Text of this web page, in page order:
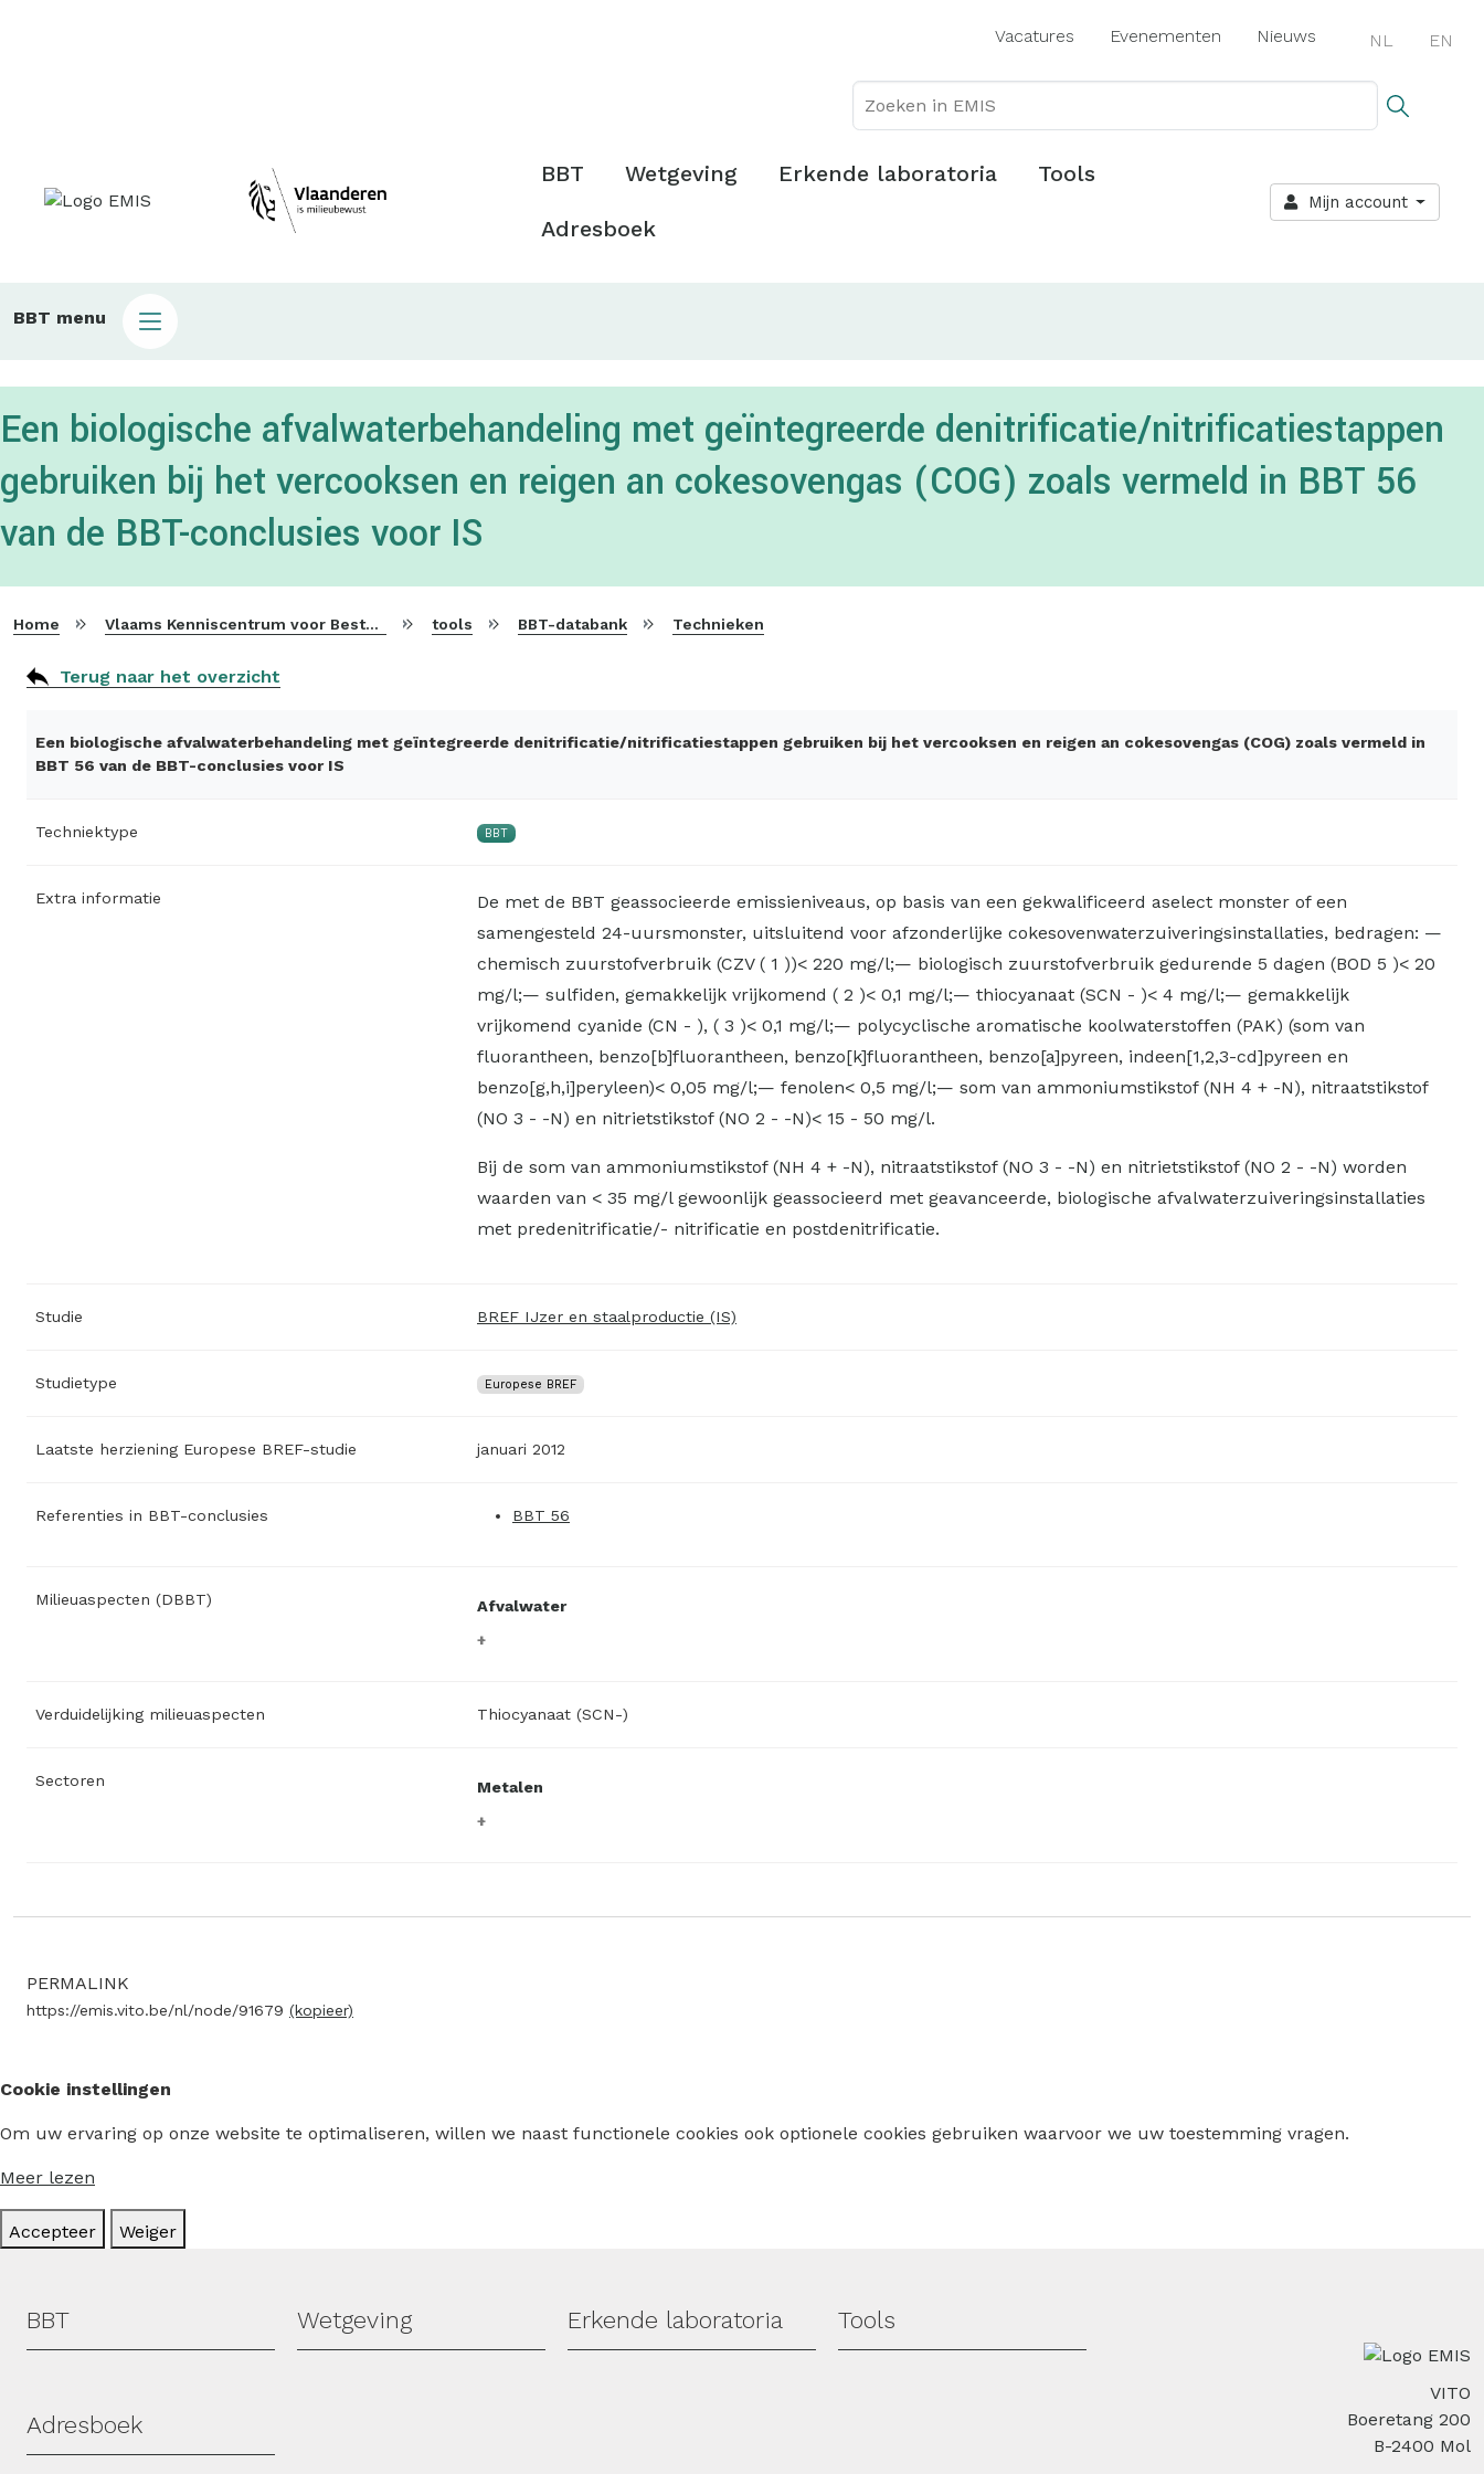
Vacatures Evenementen Nieuws NL EN
Hoofdmenu
BBT Wetgeving Erkende laboratoria Tools
Adresboek
Mijn account
Main
bbt
BBT menu
Een biologische afvalwaterbehandeling met geïntegreerde denitrificatie/nitrificatiestappen
gebruiken bij het vercooksen en reigen an cokesovengas (COG) zoals vermeld in BBT 56
van de BBT-conclusies voor IS
Home Vlaams Kenniscentrum voor Beste Beschikbare Technieken tools BBT-databank Technieken
Terug naar het overzicht
Een biologische afvalwaterbehandeling met geïntegreerde denitrificatie/nitrificatiestappen gebruiken bij het vercooksen en reigen an cokesovengas (COG) zoals vermeld in
BBT 56 van de BBT-conclusies voor IS
Techniektype BBT
Extra informatie
De met de BBT geassocieerde emissieniveaus, op basis van een gekwalificeerd aselect monster of een
samengesteld 24-uursmonster, uitsluitend voor afzonderlijke cokesovenwaterzuiveringsinstallaties, bedragen: —
chemisch zuurstofverbruik (CZV ( 1 ))< 220 mg/l;— biologisch zuurstofverbruik gedurende 5 dagen (BOD 5 )< 20
mg/l;— sulfiden, gemakkelijk vrijkomend ( 2 )< 0,1 mg/l;— thiocyanaat (SCN - )< 4 mg/l;— gemakkelijk
vrijkomend cyanide (CN - ), ( 3 )< 0,1 mg/l;— polycyclische aromatische koolwaterstoffen (PAK) (som van
fluorantheen, benzo[b]fluorantheen, benzo[k]fluorantheen, benzo[a]pyreen, indeen[1,2,3-cd]pyreen en
benzo[g,h,i]peryleen)< 0,05 mg/l;— fenolen< 0,5 mg/l;— som van ammoniumstikstof (NH 4 + -N), nitraatstikstof
(NO 3 - -N) en nitrietstikstof (NO 2 - -N)< 15 - 50 mg/l.
Bij de som van ammoniumstikstof (NH 4 + -N), nitraatstikstof (NO 3 - -N) en nitrietstikstof (NO 2 - -N) worden
waarden van < 35 mg/l gewoonlijk geassocieerd met geavanceerde, biologische afvalwaterzuiveringsinstallaties
met predenitrificatie/- nitrificatie en postdenitrificatie.
Studie BREF IJzer en staalproductie (IS)
Studietype Europese BREF
Laatste herziening Europese BREF-studie januari 2012
Referenties in BBT-conclusies BBT 56
Milieuaspecten (DBBT) Afvalwater
Verduidelijking milieuaspecten Thiocyanaat (SCN-)
Sectoren Metalen
PERMALINK
https://emis.vito.be/nl/node/91679 (kopieer)
Cookie instellingen
Om uw ervaring op onze website te optimaliseren, willen we naast functionele cookies ook optionele cookies gebruiken waarvoor we uw toestemming vragen.
Meer lezen
Accepteer Weiger
Hoofdmenu
BBT Wetgeving Erkende laboratoria Tools
Adresboek
VITO
Boeretang 200
B-2400 Mol